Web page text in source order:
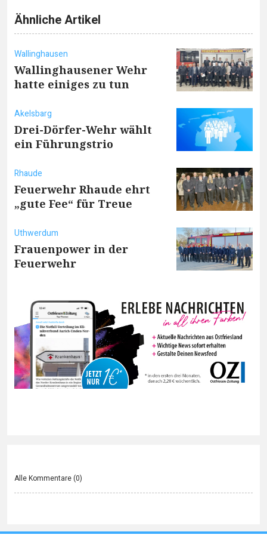
Ähnliche Artikel
Wallinghausen
Wallinghausener Wehr
hatte einiges zu tun
Akelsbarg
Drei-Dörfer-Wehr wählt
ein Führungstrio
Rhaude
Feuerwehr Rhaude ehrt
„gute Fee“ für Treue
Uthwerdum
Frauenpower in der
Feuerwehr
Alle Kommentare (0)